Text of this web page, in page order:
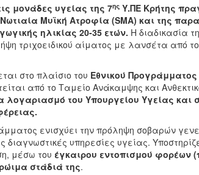
μονάδες υγείας της 7ηςΥ.ΠΕ Κρήτης
Μυϊκή Ατροφία (SMA) και της
ηλικίας 20-35 ετών. Η διαδικασία
τριχοειδικού αίματος με λανσέτα από
στο πλαίσιο του Εθνικού
από το Ταμείο Ανάκαμψης και
λογαριασμό του Υπουργείου Υγείας και
ενισχύει την πρόληψη σοβαρών
διαγνωστικές υπηρεσίες υγείας.
μέσω του έγκαιρου εντοπισμού φορέων
στάδιά της.